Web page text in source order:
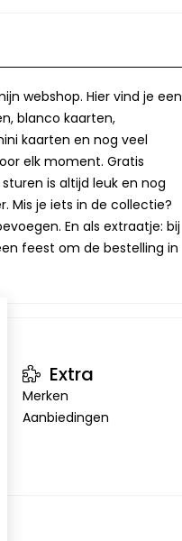
webshop. Hier vind je een
blanco kaarten,
kaarten en nog veel
elk moment. Gratis
is altijd leuk en nog
Mis je iets in de collectie?
En als extraatje: bij
feest om de bestelling in
Extra
Merken
Aanbiedingen